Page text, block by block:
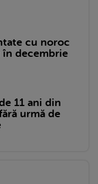
cu noroc
în decembrie
11 ani din
urmă de